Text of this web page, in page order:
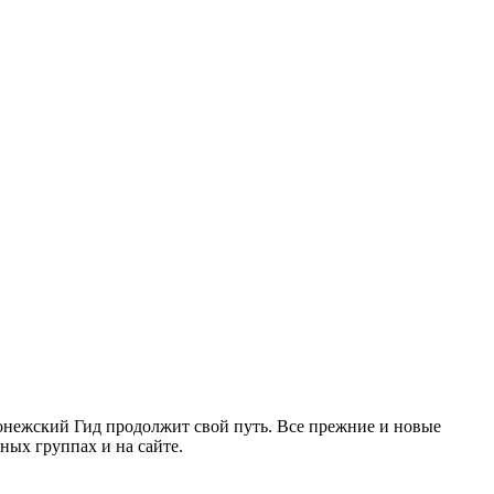
Гид продолжит свой путь. Все прежние и новые
группах и на сайте.